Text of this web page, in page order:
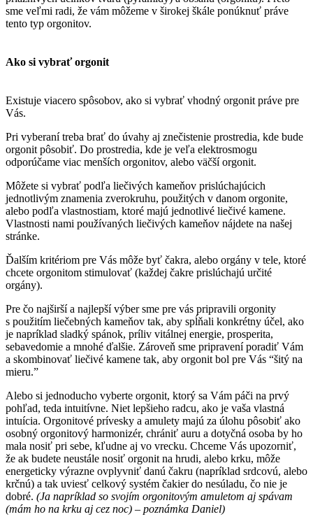
sme veľmi radi, že vám môžeme v širokej škále ponúknuť práve
tento typ orgonitov.
Ako si vybrať orgonit
Existuje viacero spôsobov, ako si vybrať vhodný orgonit práve pre
Vás.
Pri vyberaní treba brať do úvahy aj znečistenie prostredia, kde bude
orgonit pôsobiť. Do prostredia, kde je veľa elektrosmogu
odporúčame viac menších orgonitov, alebo väčší orgonit.
Môžete si vybrať podľa liečivých kameňov prislúchajúcich
jednotlivým znamenia zverokruhu, použitých v danom orgonite,
alebo podľa vlastnostiam, ktoré majú jednotlivé liečivé kamene.
Vlastnosti nami používaných liečivých kameňov nájdete na našej
stránke.
Ďalším kritériom pre Vás môže byť čakra, alebo orgány v tele, ktoré
chcete orgonitom stimulovať (každej čakre prislúchajú určité
orgány).
Pre čo najširší a najlepší výber sme pre vás pripravili orgonity
s použitím liečebných kameňov tak, aby spĺňali konkrétny účel, ako
je napríklad sladký spánok, príliv vitálnej energie, prosperita,
sebavedomie a mnohé ďalšie. Zároveň sme pripravení poradiť Vám
a skombinovať liečivé kamene tak, aby orgonit bol pre Vás “šitý na
mieru.”
Alebo si jednoducho vyberte orgonit, ktorý sa Vám páči na prvý
pohľad, teda intuitívne. Niet lepšieho radcu, ako je vaša vlastná
intuícia. Orgonitové prívesky a amulety majú za úlohu pôsobiť ako
osobný orgonitový harmonizér, chrániť auru a dotyčná osoba by ho
mala nosiť pri sebe, kľudne aj vo vrecku. Chceme Vás upozorniť,
že ak budete neustále nosiť orgonit na hrudi, alebo krku, môže
energeticky výrazne ovplyvniť danú čakru (napríklad srdcovú, alebo
krčnú) a tak uviesť celkový systém čakier do nesúladu, čo nie je
dobré. (Ja napríklad so svojím orgonitovým amuletom aj spávam
(mám ho na krku aj cez noc) – poznámka Daniel)